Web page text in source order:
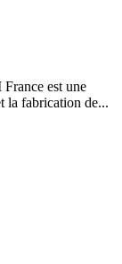
est une
la fabrication de...